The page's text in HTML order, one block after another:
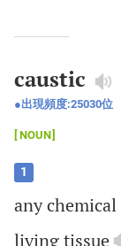
caustic
出現頻度:25030位
NOUN
1
anychemical
livingtissue